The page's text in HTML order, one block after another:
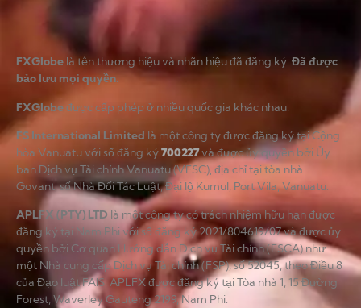
FXGlobe là tên thương hiệu và nhãn hiệu đã đăng ký.Đã được
bảo lưu mọi quyền.
FXGlobeđược cấp phép ở nhiều quốc gia khác nhau.
FS International Limited là một công ty được đăng ký tại Cộng
hòa Vanuatu với số đăng ký700227và được ủy quyền bởi Ủy
ban Dịch vụ Tài chính Vanuatu (VFSC), địa chỉ tại tòa nhà
Govant, số Nhà Đối Tác Luật, Đại lộ Kumul, Port Vila, Vanuatu.
APLFX (PTY) LTD là một công ty có trách nhiệm hữu hạn được
đăng ký tại Nam Phi với số đăng ký 2021/804619/07 và được ủy
quyền bởi Cơ quan Hướng dẫn Dịch vụ Tài chính (FSCA) như
một Nhà cung cấp Dịch vụ Tài chính (FSP), số 52045, theo Điều 8
của Đạo luật FAIS. APLFX được đăng ký tại Tòa nhà 1, 15 Đường
Forest, Waverley Gauteng 2199, Nam Phi.